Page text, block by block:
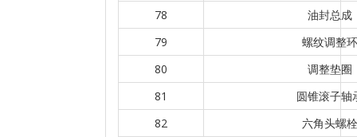
78
油封总成
79
螺纹调整环
80
调整垫圈
81
圆锥滚子轴
82
六角头螺栓